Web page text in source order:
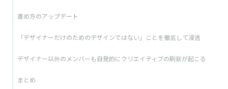
進め方のアップデート
「デザイナーだけのためのデザインではない」ことを徹底して浸透
デザイナー以外のメンバーも自発的にクリエイティブの刷新が起こる
まとめ